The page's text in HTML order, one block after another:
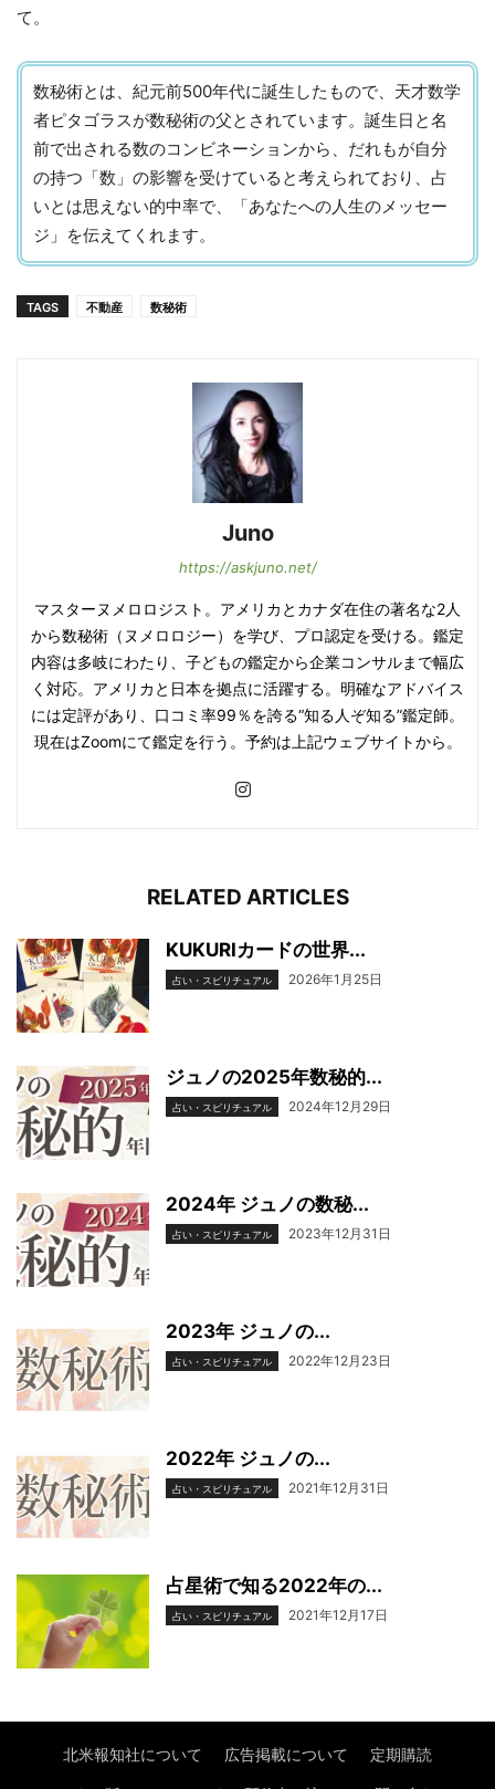
て。
数秘術とは、紀元前500年代に誕生したもので、天才数学
者ピタゴラスが数秘術の父とされています。誕生日と名
前で出される数のコンビネーションから、だれもが自分
の持つ「数」の影響を受けていると考えられており、占
いとは思えない的中率で、「あなたへの人生のメッセー
ジ」を伝えてくれます。
TAGS 不動産 数秘術
Juno
https://askjuno.net/
マスターヌメロロジスト。アメリカとカナダ在住の著名な2人
から数秘術（ヌメロロジー）を学び、プロ認定を受ける。鑑定
内容は多岐にわたり、子どもの鑑定から企業コンサルまで幅広
く対応。アメリカと日本を拠点に活躍する。明確なアドバイス
には定評があり、口コミ率99％を誇る“知る人ぞ知る”鑑定師。
現在はZoomにて鑑定を行う。予約は上記ウェブサイトから。
RELATED ARTICLES
KUKURIカードの世界...
占い・スピリチュアル 2026年1月25日
ジュノの2025年数秘的...
占い・スピリチュアル 2024年12月29日
2024年 ジュノの数秘...
占い・スピリチュアル 2023年12月31日
2023年 ジュノの...
占い・スピリチュアル 2022年12月23日
2022年 ジュノの...
占い・スピリチュアル 2021年12月31日
占星術で知る2022年の...
占い・スピリチュアル 2021年12月17日
北米報知社について 広告掲載について 定期購読